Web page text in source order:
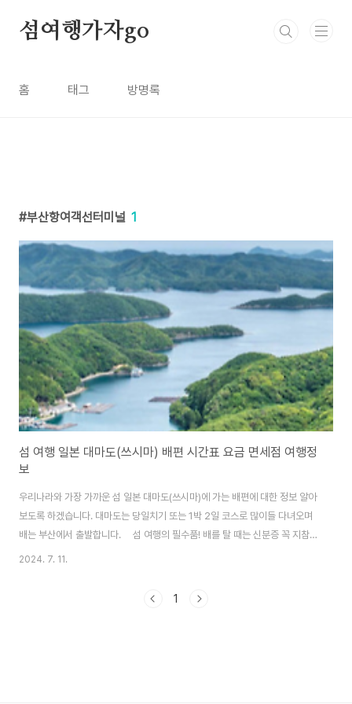
섬여행가자go
홈 태그 방명록
부산항여객선터미널 1
섬 여행 일본 대마도(쓰시마) 배편 시간표 요금 면세점 여행정
보
우리나라와 가장 가까운 섬 일본 대마도(쓰시마)에 가는 배편에 대한 정보 알아
보도록 하겠습니다. 대마도는 당일치기 또는 1박 2일 코스로 많이들 다녀오며
배는 부산에서 출발합니다. 섬 여행의 필수품! 배를 탈 때는 신분증 꼭 지참
해야 합니다. 내 손 안의 신분증 모바일신분증 발급 방법은 아래 '모바일신분증
기 대마도행 배편 일본 대마도행 배편은 부산항여객선터미널에서 이용할 수
2024. 7. 11.
1